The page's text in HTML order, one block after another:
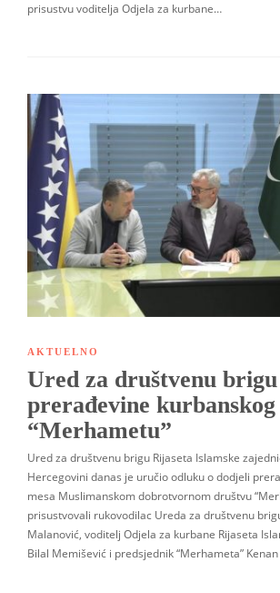
prisustvu voditelja Odjela za kurbane…
AKTUELNO
Ured za društvenu
prerađevine kurbanskog
“Merhametu”
Ured za društvenu brigu Rijaseta Islamske
Hercegovini danas je uručio odluku o dodjeli
mesa Muslimanskom dobrotvornom društvu
prisustvovali rukovodilac Ureda za društvenu
Malanović, voditelj Odjela za kurbane Rijaseta
Bilal Memišević i predsjednik “Merhameta”